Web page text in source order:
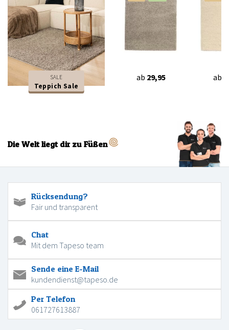
SALE
Teppich Sale
ab 29,95 ab
Die Welt liegt dir zu Füßen
Rücksendung?
Fair und transparent
Chat
Mit dem Tapeso team
Sende eine E-Mail
kundendienst@tapeso.de
Per Telefon
061727613887